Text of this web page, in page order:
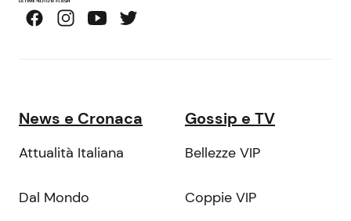
News e Cronaca
Attualità Italiana
Dal Mondo
Gossip e TV
Bellezze VIP
Coppie VIP